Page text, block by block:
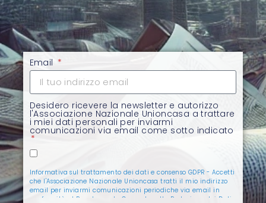
Email
Desidero ricevere la newsletter e autorizzo
l'Associazione Nazionale Unioncasa a trattare
i miei dati personali per inviarmi
comunicazioni via email come sotto indicato
Informativa sul trattamento dei dati e consenso GDPR - Accetti
che l'Associazione Nazionale Unioncasa tratti il mio indirizzo
email per inviarmi comunicazioni periodiche via email in
conformità al Regolamento Generale sulla Protezione dei Dati